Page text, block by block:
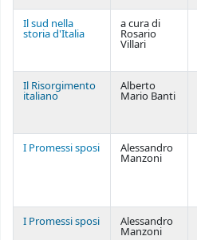
Il sud nella
storia d'Italia
a cura di
Rosario
Villari
Il Risorgimento
italiano
Alberto
Mario Banti
I Promessi sposi Alessandro
Manzoni
I Promessi sposi Alessandro
Manzoni